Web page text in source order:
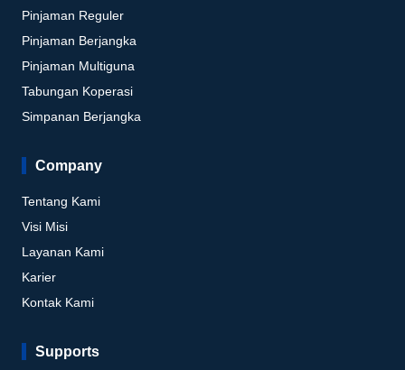
Pinjaman Reguler
Pinjaman Berjangka
Pinjaman Multiguna
Tabungan Koperasi
Simpanan Berjangka
Company
Tentang Kami
Visi Misi
Layanan Kami
Karier
Kontak Kami
Supports